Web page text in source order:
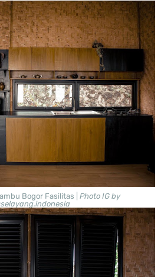
Bogor Fasilitas |
Photo IG by